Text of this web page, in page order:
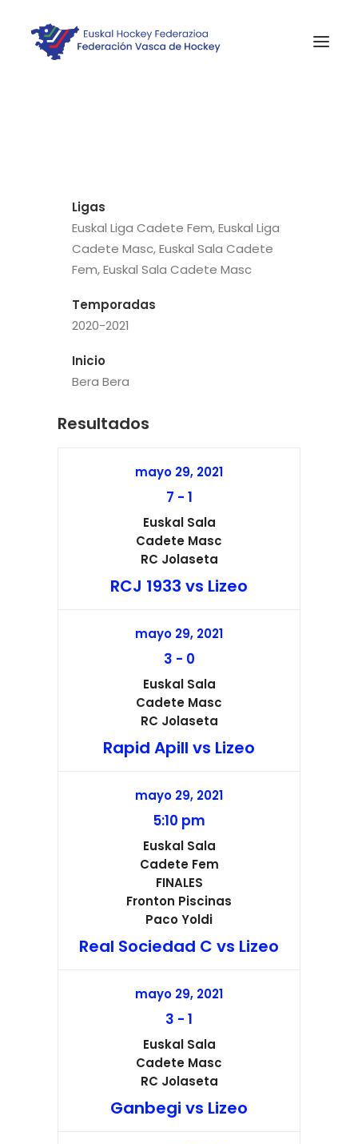
COMPETICIONES NORTE
ACTIVIDADES
CONTACTO
Ligas
Euskal Liga Cadete Fem, Euskal Liga
Cadete Masc, Euskal Sala Cadete
Fem, Euskal Sala Cadete Masc
Temporadas
2020-2021
Inicio
Bera Bera
Resultados
mayo 29, 2021
7 - 1
Euskal Sala
Cadete Masc
RC Jolaseta
RCJ 1933 vs Lizeo
mayo 29, 2021
3 - 0
Euskal Sala
Cadete Masc
RC Jolaseta
Rapid Apill vs Lizeo
mayo 29, 2021
5:10 pm
Euskal Sala
Cadete Fem
FINALES
Fronton Piscinas
Paco Yoldi
Real Sociedad C vs Lizeo
mayo 29, 2021
3 - 1
Euskal Sala
Cadete Masc
RC Jolaseta
Ganbegi vs Lizeo